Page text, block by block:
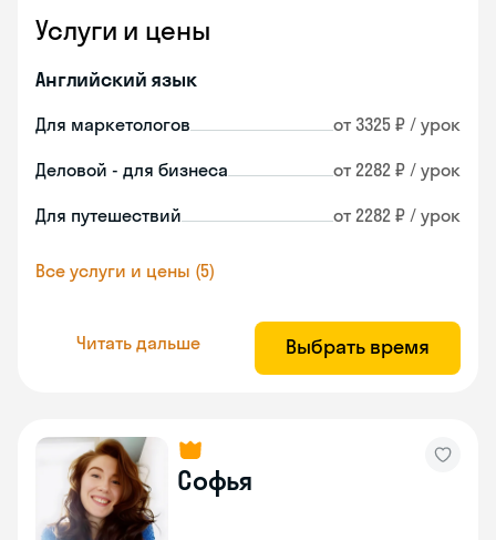
Услуги и цены
Английский язык
Для маркетологов от 3325 ₽ / урок
Деловой - для бизнеса от 2282 ₽ / урок
Для путешествий от 2282 ₽ / урок
Все услуги и цены (5)
Читать дальше Выбрать время
Софья